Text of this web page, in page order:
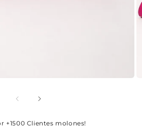
+1500 Clientes molones!